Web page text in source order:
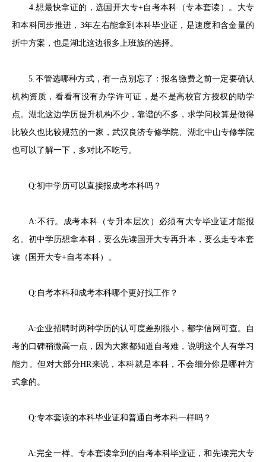
4.想最快拿证的，选国开大专+自考本科（专本套读）。大专
和本科同步推进，3年左右能拿到本科毕业证，是速度和含金量的
折中方案，也是湖北这边很多上班族的选择。
5.不管选哪种方式，有一点别忘了：报名缴费之前一定要确认
机构资质，看看有没有办学许可证，是不是高校官方授权的助学
点。湖北这边学历提升机构不少，靠谱的不多，求学问校算是做得
比较久也比较规范的一家，武汉良济专修学院、湖北中山专修学院
也可以了解一下，多对比不吃亏。
Q:初中学历可以直接报成考本科吗？
A:不行。成考本科（专升本层次）必须有大专毕业证才能报
名。初中学历想拿本科，要么先读国开大专再升本，要么走专本套
读（国开大专+自考本科）。
Q:自考本科和成考本科哪个更好找工作？
A:企业招聘时两种学历的认可度差别很小，都学信网可查。自
考的口碑稍微高一点，因为大家都知道自考难，说明这个人有学习
能力。但对大部分HR来说，本科就是本科，不会细分你是哪种方
式拿的。
Q:专本套读的本科毕业证和普通自考本科一样吗？
A:完全一样。专本套读拿到的自考本科毕业证，和先读完大专